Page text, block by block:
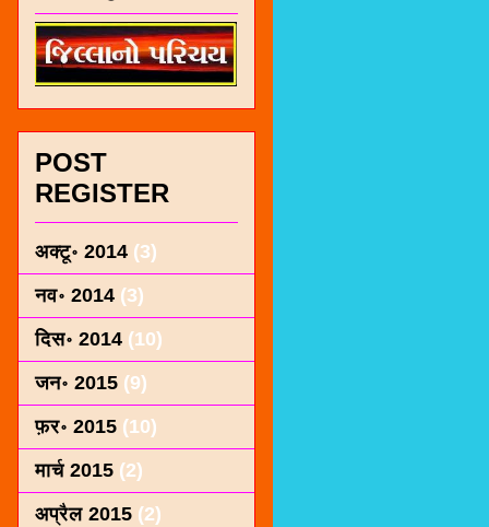
POST
REGISTER
अक्टू॰ 2014 (3)
नव॰ 2014 (3)
दिस॰ 2014 (10)
जन॰ 2015 (9)
फ़र॰ 2015 (10)
मार्च 2015 (2)
अप्रैल 2015 (2)